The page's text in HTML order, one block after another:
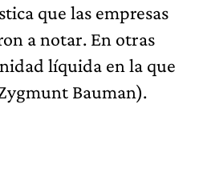
que las empresas
a notar. En otras
líquida en la que
Bauman).